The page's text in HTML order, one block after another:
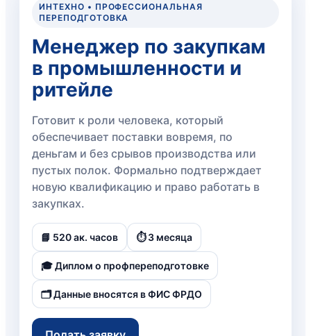
ИНТЕХНО • ПРОФЕССИОНАЛЬНАЯ
ПЕРЕПОДГОТОВКА
Менеджер по закупкам
в промышленности и
ритейле
Готовит к роли человека, который
обеспечивает поставки вовремя, по
деньгам и без срывов производства или
пустых полок. Формально подтверждает
новую квалификацию и право работать в
закупках.
📘 520 ак. часов ⏱️ 3 месяца
🎓 Диплом о профпереподготовке
🗂️ Данные вносятся в ФИС ФРДО